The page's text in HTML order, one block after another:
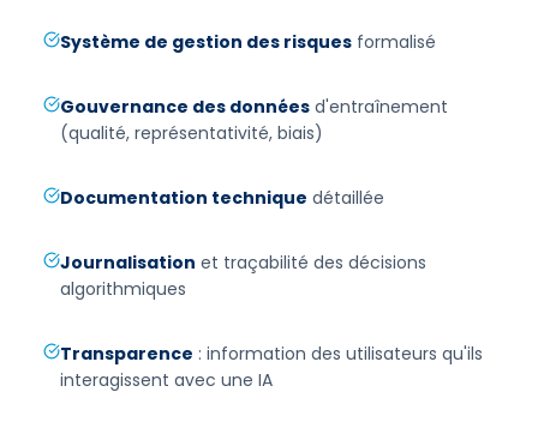
Système de gestion des risques formalisé
Gouvernance des données d'entraînement
(qualité, représentativité, biais)
Documentation technique détaillée
Journalisation et traçabilité des décisions
algorithmiques
Transparence : information des utilisateurs qu'ils
interagissent avec une IA